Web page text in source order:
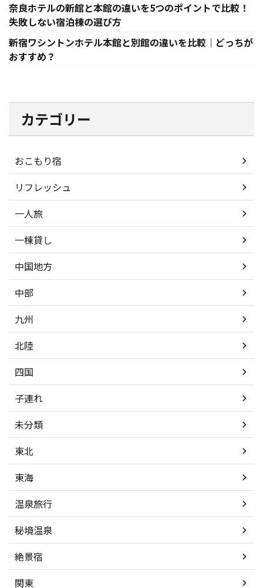
奈良ホテルの新館と本館の違いを5つのポイントで比較！
失敗しない宿泊棟の選び方
新宿ワシントンホテル本館と別館の違いを比較｜どっちが
おすすめ？
カテゴリー
おこもり宿
リフレッシュ
一人旅
一棟貸し
中国地方
中部
九州
北陸
四国
子連れ
未分類
東北
東海
温泉旅行
秘境温泉
絶景宿
関東